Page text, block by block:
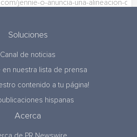
Soluciones
Canal de noticias
en nuestra lista de prensa
contenido a tu página!
hispanas
Acerca